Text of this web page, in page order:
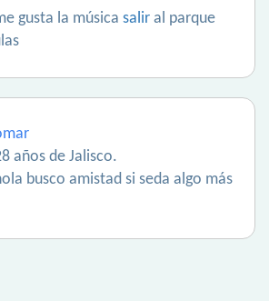
gusta la música salir al parque
años de Jalisco.
busco amistad si seda algo más